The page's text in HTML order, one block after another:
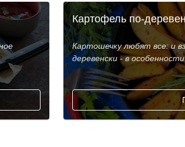
Картофель по-
Картошечку любят все: и
деревенски - в